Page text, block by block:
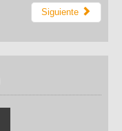
Siguiente